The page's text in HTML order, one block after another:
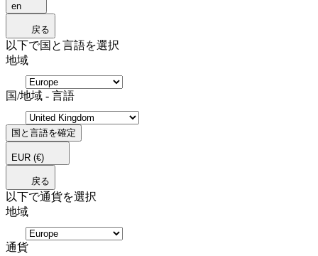
en
戻る
以下で国と言語を選択
地域
国/地域 - 言語
国と言語を確定
EUR (€)
戻る
以下で通貨を選択
地域
通貨